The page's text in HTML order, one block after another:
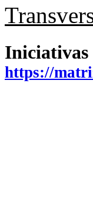
Iniciativas
https://